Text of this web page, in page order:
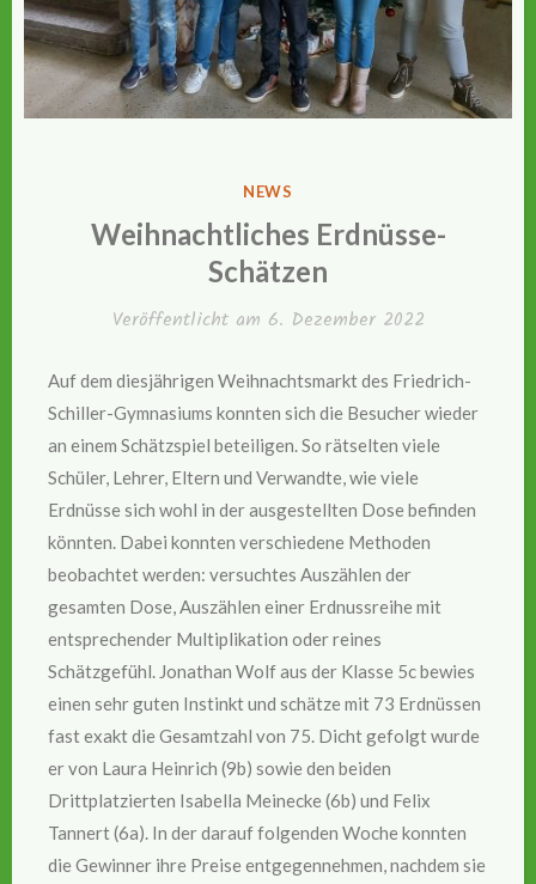
VERÖFFENTLICHT
IN
NEWS
Weihnachtliches Erdnüsse-
Schätzen
Veröffentlicht am 6. Dezember 2022
Auf dem diesjährigen Weihnachtsmarkt des Friedrich-
Schiller-Gymnasiums konnten sich die Besucher wieder
an einem Schätzspiel beteiligen. So rätselten viele
Schüler, Lehrer, Eltern und Verwandte, wie viele
Erdnüsse sich wohl in der ausgestellten Dose befinden
könnten. Dabei konnten verschiedene Methoden
beobachtet werden: versuchtes Auszählen der
gesamten Dose, Auszählen einer Erdnussreihe mit
entsprechender Multiplikation oder reines
Schätzgefühl. Jonathan Wolf aus der Klasse 5c bewies
einen sehr guten Instinkt und schätze mit 73 Erdnüssen
fast exakt die Gesamtzahl von 75. Dicht gefolgt wurde
er von Laura Heinrich (9b) sowie den beiden
Drittplatzierten Isabella Meinecke (6b) und Felix
Tannert (6a). In der darauf folgenden Woche konnten
die Gewinner ihre Preise entgegennehmen, nachdem sie